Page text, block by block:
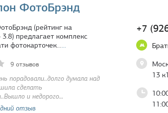
ФотоБрэнд
+7
13 к1
(рейтинг на
предлагает комплекс
фотокарточек…...
9 отзывов
порадовали..долго думала над
сделать
и недорого…
отзыв